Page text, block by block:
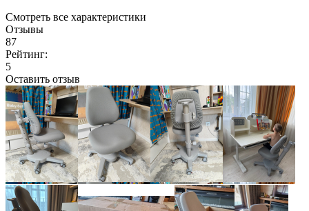
Смотреть все характеристики
Отзывы
87
Рейтинг:
5
Оставить отзыв